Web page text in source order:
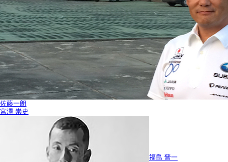
佐藤一朗
宮澤 崇史
福島 晋一